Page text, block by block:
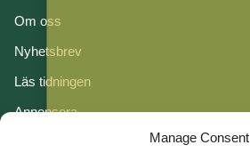
Manage Consent
Om oss
Nyhetsbrev
Läs tidningen
Annonsera